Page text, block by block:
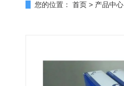
您的位置： 首页 > 产品中心